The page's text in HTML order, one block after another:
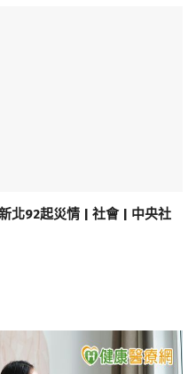
北92起災情 | 社會 | 中央社